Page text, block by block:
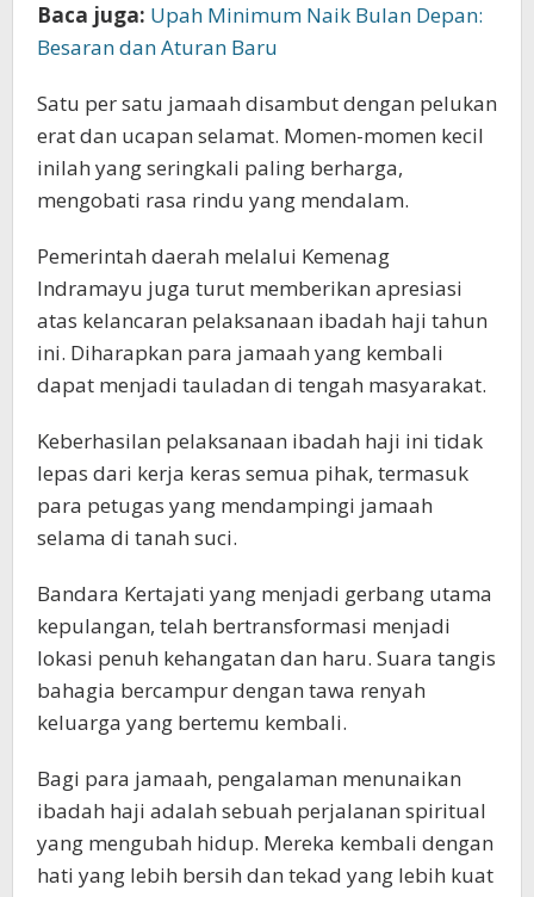
Baca juga: Upah Minimum Naik Bulan Depan:
Besaran dan Aturan Baru
Satu per satu jamaah disambut dengan pelukan
erat dan ucapan selamat. Momen-momen kecil
inilah yang seringkali paling berharga,
mengobati rasa rindu yang mendalam.
Pemerintah daerah melalui Kemenag
Indramayu juga turut memberikan apresiasi
atas kelancaran pelaksanaan ibadah haji tahun
ini. Diharapkan para jamaah yang kembali
dapat menjadi tauladan di tengah masyarakat.
Keberhasilan pelaksanaan ibadah haji ini tidak
lepas dari kerja keras semua pihak, termasuk
para petugas yang mendampingi jamaah
selama di tanah suci.
Bandara Kertajati yang menjadi gerbang utama
kepulangan, telah bertransformasi menjadi
lokasi penuh kehangatan dan haru. Suara tangis
bahagia bercampur dengan tawa renyah
keluarga yang bertemu kembali.
Bagi para jamaah, pengalaman menunaikan
ibadah haji adalah sebuah perjalanan spiritual
yang mengubah hidup. Mereka kembali dengan
hati yang lebih bersih dan tekad yang lebih kuat